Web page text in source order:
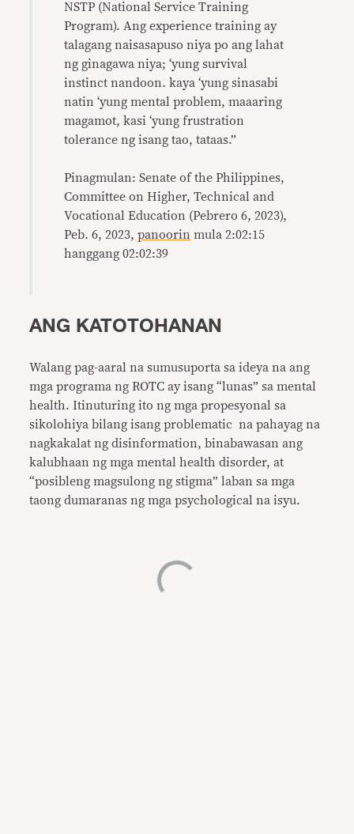
NSTP (National Service Training
Program). Ang experience training ay
talagang naisasapuso niya po ang lahat
ng ginagawa niya; ‘yung survival
instinct nandoon. kaya ‘yung sinasabi
natin ‘yung mental problem, maaaring
magamot, kasi ‘yung frustration
tolerance ng isang tao, tataas.”
Pinagmulan: Senate of the Philippines,
Committee on Higher, Technical and
Vocational Education (Pebrero 6, 2023),
Peb. 6, 2023,panoorin mula 2:02:15
hanggang 02:02:39
ANG KATOTOHANAN
Walang pag-aaral na sumusuporta sa ideya na ang
mga programa ng ROTC ay isang “lunas” sa mental
health. Itinuturing ito ng mga propesyonal sa
sikolohiya bilang isang problematic na pahayag na
nagkakalat ng disinformation, binabawasan ang
kalubhaan ng mga mental health disorder, at
“posibleng magsulong ng stigma” laban sa mga
taong dumaranas ng mga psychological na isyu.